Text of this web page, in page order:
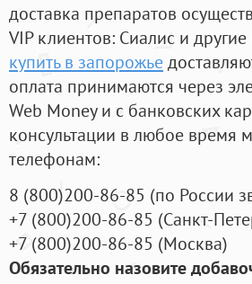
доставка препаратов
VIP клиентов: Сиалис и
купить в запорожье
оплата принимаются через
Web Money и с банковских
консультации в любое время
телефонам:
8 (800)200-86-85 (по России
+7 (800)200-86-85 (Санкт-
+7 (800)200-86-85 (Москва)
Обязательно назовите